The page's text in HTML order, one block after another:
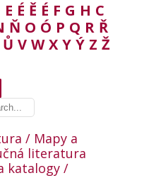
E É Ě É F G H C
Ň O Ó P Q R Ř
Ů V WX Y Ý Z Ž
/ Mapy a
literatura
katalogy /